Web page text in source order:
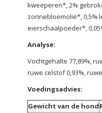
kweeperen*, 2%
zonnebloemolie*, 0,5%
eierschaalpoeder*,
Analyse:
Vochtgehalte 77,89%,
ruwe celstof 0,93%,
Voedingsadvies:
Gewicht van de hond